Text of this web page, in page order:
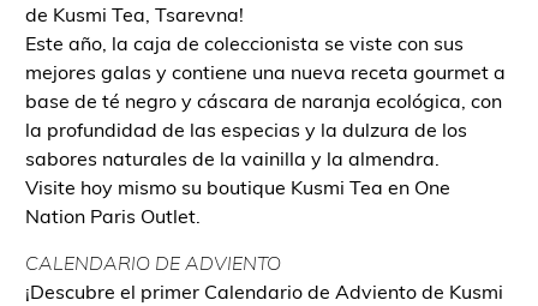
de Kusmi Tea, Tsarevna!
Este año, la caja de coleccionista se viste con sus
mejores galas y contiene una nueva receta gourmet a
base de té negro y cáscara de naranja ecológica, con
la profundidad de las especias y la dulzura de los
sabores naturales de la vainilla y la almendra.
Visite hoy mismo su boutique Kusmi Tea en One
Nation Paris Outlet.
CALENDARIO DE ADVIENTO
¡Descubre el primer Calendario de Adviento de Kusmi